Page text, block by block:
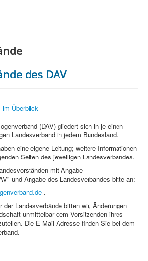
des DAV
im Überblick
(DAV) gliedert sich in je einen
Landesverband in jedem Bundesland.
eine eigene Leitung; weitere Informationen
Seiten des jeweiligen Landesverbandes.
mit Angabe
und Angabe des Landesverbandes bitte an:
.
der Landesverbände bitten wir, Änderungen
unmittelbar dem Vorsitzenden ihres
Die E-Mail-Adresse finden Sie bei dem